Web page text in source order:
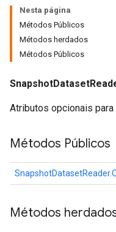
Nesta página
Métodos Públicos
Métodos herdados
Métodos Públicos
Atributos opcionais para
Métodos Públicos
Métodos